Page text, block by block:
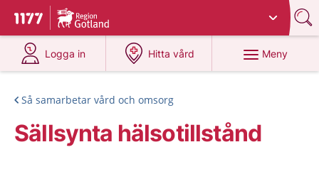
Till startsidan för 1177
Du har valt region
Logga in
på 1177.se
Hitta vård
på 1177.se
Meny
Så samarbetar vård och omsorg
Sällsynta hälsotillstånd